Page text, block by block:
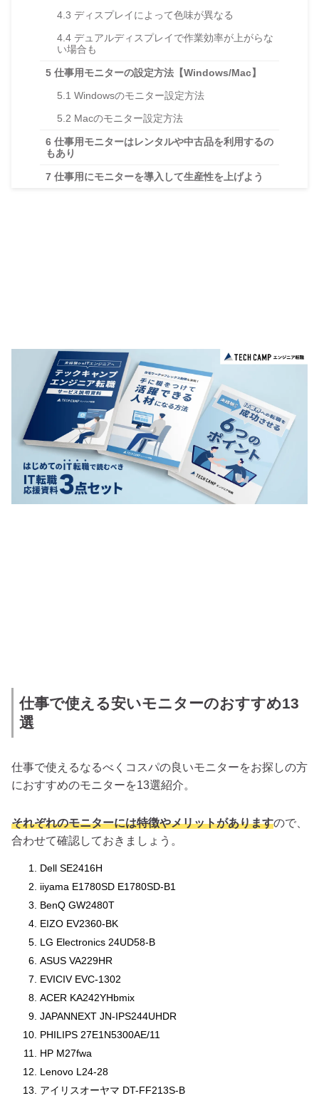
4.3 ディスプレイによって色味が異なる
4.4 デュアルディスプレイで作業効率が上がらな
い場合も
5 仕事用モニターの設定方法【Windows/Mac】
5.1 Windowsのモニター設定方法
5.2 Macのモニター設定方法
6 仕事用モニターはレンタルや中古品を利用するの
もあり
7 仕事用にモニターを導入して生産性を上げよう
仕事で使える安いモニターのおすすめ13
選
仕事で使えるなるべくコスパの良いモニターをお探しの方
におすすめのモニターを13選紹介。
それぞれのモニターには特徴やメリットがありますので、
合わせて確認しておきましょう。
Dell SE2416H
iiyama E1780SD E1780SD-B1
BenQ GW2480T
EIZO EV2360-BK
LG Electronics 24UD58-B
ASUS VA229HR
EVICIV EVC-1302
ACER KA242YHbmix
JAPANNEXT JN-IPS244UHDR
PHILIPS 27E1N5300AE/11
HP M27fwa
Lenovo L24-28
アイリスオーヤマ DT-FF213S-B